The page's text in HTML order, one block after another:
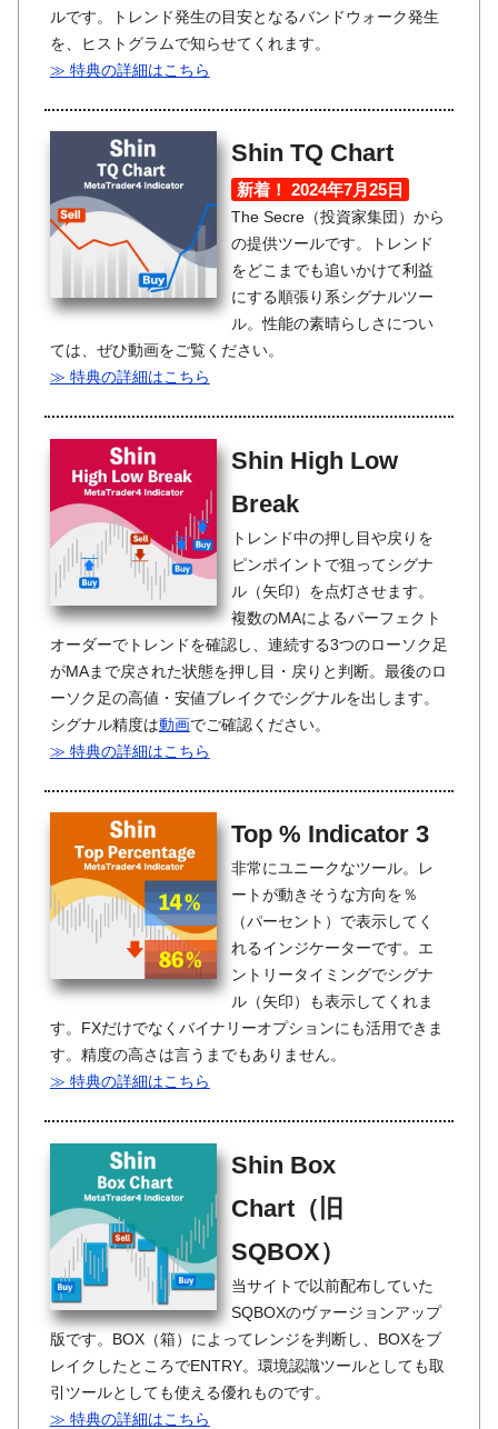
ルです。トレンド発生の目安となるバンドウォーク発生
を、ヒストグラムで知らせてくれます。
≫ 特典の詳細はこちら
Shin TQ Chart
新着！ 2024年7月25日
The Secre（投資家集団）から
の提供ツールです。トレンド
をどこまでも追いかけて利益
にする順張り系シグナルツー
ル。性能の素晴らしさについ
ては、ぜひ動画をご覧ください。
≫ 特典の詳細はこちら
Shin High Low
Break
トレンド中の押し目や戻りを
ピンポイントで狙ってシグナ
ル（矢印）を点灯させます。
複数のMAによるパーフェクト
オーダーでトレンドを確認し、連続する3つのローソク足
がMAまで戻された状態を押し目・戻りと判断。最後のロ
ーソク足の高値・安値ブレイクでシグナルを出します。
シグナル精度は動画でご確認ください。
≫ 特典の詳細はこちら
Top % Indicator 3
非常にユニークなツール。レ
ートが動きそうな方向を％
（パーセント）で表示してく
れるインジケーターです。エ
ントリータイミングでシグナ
ル（矢印）も表示してくれま
す。FXだけでなくバイナリーオプションにも活用できま
す。精度の高さは言うまでもありません。
≫ 特典の詳細はこちら
Shin Box
Chart（旧
SQBOX）
当サイトで以前配布していた
SQBOXのヴァージョンアップ
版です。BOX（箱）によってレンジを判断し、BOXをブ
レイクしたところでENTRY。環境認識ツールとしても取
引ツールとしても使える優れものです。
≫ 特典の詳細はこちら